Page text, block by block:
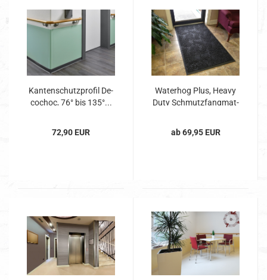
Kan­ten­schutz­pro­fil De­
co­choc, 76° bis 135°...
72,90 EUR
Wa­ter­hog Plus, Heavy
Duty Schmutz­fang­mat­
ab 69,95 EUR